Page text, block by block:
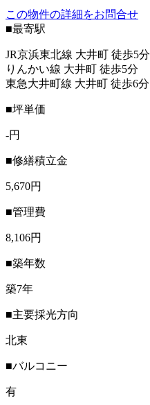
この物件の詳細をお問合せ
■最寄駅
JR京浜東北線 大井町 徒歩5分
りんかい線 大井町 徒歩5分
東急大井町線 大井町 徒歩6分
■坪単価
-円
■修繕積立金
5,670円
■管理費
8,106円
■築年数
築7年
■主要採光方向
北東
■バルコニー
有